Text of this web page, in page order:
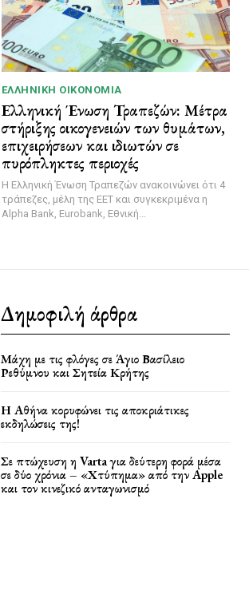
ΕΛΛΗΝΙΚΉ ΟΙΚΟΝΟΜΊΑ
Ελληνική Ένωση Τραπεζών: Μέτρα
στήριξης οικογενειών των θυμάτων,
επιχειρήσεων και ιδιωτών σε
πυρόπληκτες περιοχές
Η Ελληνική Ένωση Τραπεζών ανακοινώνει ότι 4
τράπεζες, μέλη της ΕΕΤ και συγκεκριμένα η
Alpha Bank, Eurobank, Εθνική...
Δημοφιλή άρθρα
Μάχη με τις φλόγες σε Άγιο Βασίλειο
Ρεθύμνου και Σητεία Κρήτης
Η Αθήνα κορυφώνει τις αποκριάτικες
εκδηλώσεις της!
Σε πτώχευση η Varta για δεύτερη φορά μέσα
σε δύο χρόνια – «Χτύπημα» από την Apple
και τον κινεζικό ανταγωνισμό